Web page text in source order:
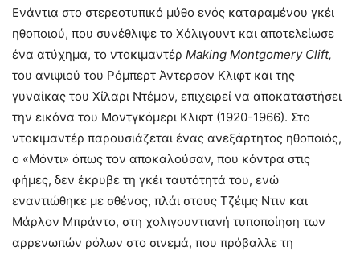
Ενάντια στο στερεοτυπικό μύθο ενός καταραμένου γκέι
ηθοποιού, που συνέθλιψε το Χόλιγουντ και αποτελείωσε
ένα ατύχημα, το ντοκιμαντέρ Making Montgomery Clift,
του ανιψιού του Ρόμπερτ Άντερσον Κλιφτ και της
γυναίκας του Χίλαρι Ντέμον, επιχειρεί να αποκαταστήσει
την εικόνα του Μοντγκόμερι Κλιφτ (1920-1966). Στο
ντοκιμαντέρ παρουσιάζεται ένας ανεξάρτητος ηθοποιός,
ο «Μόντι» όπως τον αποκαλούσαν, που κόντρα στις
φήμες, δεν έκρυβε τη γκέι ταυτότητά του, ενώ
εναντιώθηκε με σθένος, πλάι στους Τζέιμς Ντιν και
Μάρλον Μπράντο, στη χολιγουντιανή τυποποίηση των
αρρενωπών ρόλων στο σινεμά, που πρόβαλλε τη